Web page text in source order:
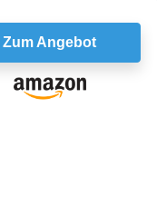
Zum Angebot